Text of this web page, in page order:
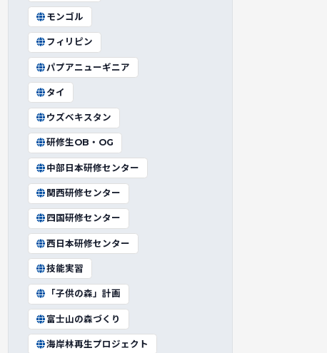
モンゴル
フィリピン
パプアニューギニア
タイ
ウズベキスタン
研修生OB・OG
中部日本研修センター
関西研修センター
四国研修センター
西日本研修センター
技能実習
「子供の森」計画
富士山の森づくり
海岸林再生プロジェクト